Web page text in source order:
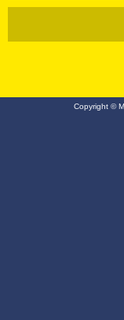
Copyright ©